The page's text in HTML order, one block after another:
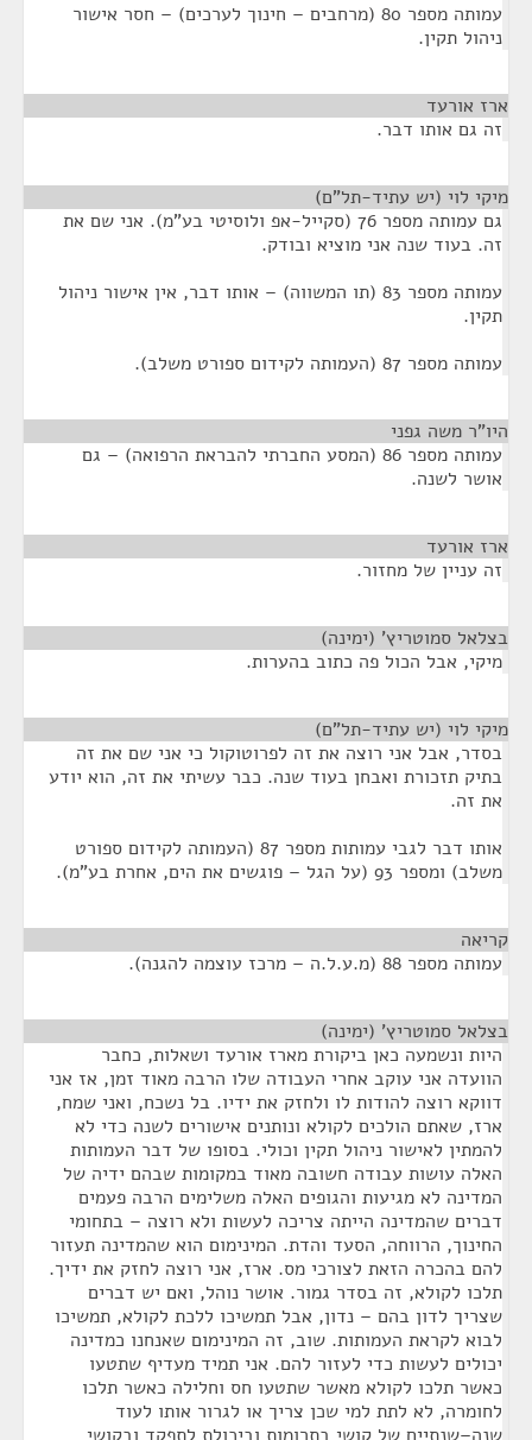
עמותה מספר 80 (מרחבים – חינוך לערכים) – חסר אישור
ניהול תקין.
ארז אורעד
זה גם אותו דבר.
מיקי לוי (יש עתיד-תל"ם)
גם עמותה מספר 76 (סקייל-אפ ולוסיטי בע"מ). אני שם את
זה. בעוד שנה אני מוציא ובודק.
עמותה מספר 83 (תו המשווה) – אותו דבר, אין אישור ניהול
תקין.
עמותה מספר 87 (העמותה לקידום ספורט משלב).
היו"ר משה גפני
עמותה מספר 86 (המסע החברתי להבראת הרפואה) – גם
אושר לשנה.
ארז אורעד
זה עניין של מחזור.
בצלאל סמוטריץ' (ימינה)
מיקי, אבל הכול פה כתוב בהערות.
מיקי לוי (יש עתיד-תל"ם)
בסדר, אבל אני רוצה את זה לפרוטוקול כי אני שם את זה
בתיק תזכורת ואבחן בעוד שנה. כבר עשיתי את זה, הוא יודע
את זה.
אותו דבר לגבי עמותות מספר 87 (העמותה לקידום ספורט
משלב) ומספר 93 (על הגל – פוגשים את הים, אחרת בע"מ).
קריאה
עמותה מספר 88 (מ.ע.ל.ה – מרכז עוצמה להגנה).
בצלאל סמוטריץ' (ימינה)
היות ונשמעה כאן ביקורת מארז אורעד ושאלות, כחבר
הוועדה אני עוקב אחרי העבודה שלו הרבה מאוד זמן, אז אני
דווקא רוצה להודות לו ולחזק את ידיו. בל נשכח, ואני שמח,
ארז, שאתם הולכים לקולא ונותנים אישורים לשנה כדי לא
להמתין לאישור ניהול תקין וכולי. בסופו של דבר העמותות
האלה עושות עבודה חשובה מאוד במקומות שבהם ידיה של
המדינה לא מגיעות והגופים האלה משלימים הרבה פעמים
דברים שהמדינה הייתה צריכה לעשות ולא רוצה – בתחומי
החינוך, הרווחה, הסעד והדת. המינימום הוא שהמדינה תעזור
להם בהכרה הזאת לצורכי מס. ארז, אני רוצה לחזק את ידיך.
תלכו לקולא, זה בסדר גמור. אושר נוהל, ואם יש דברים
שצריך לדון בהם – נדון, אבל תמשיכו ללכת לקולא, תמשיכו
לבוא לקראת העמותות. שוב, זה המינימום שאנחנו כמדינה
יכולים לעשות כדי לעזור להם. אני תמיד מעדיף שתטעו
כאשר תלכו לקולא מאשר שתטעו חס וחלילה כאשר תלכו
לחומרה, לא לתת למי שכן צריך או לגרור אותו לעוד